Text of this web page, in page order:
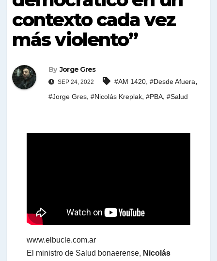
contexto cada vez
más violento”
By Jorge Gres
SEP 24, 2022 #AM 1420, #Desde Afuera,
#Jorge Gres, #Nicolás Kreplak, #PBA, #Salud
www.elbucle.com.ar
El ministro de Salud bonaerense, Nicolás